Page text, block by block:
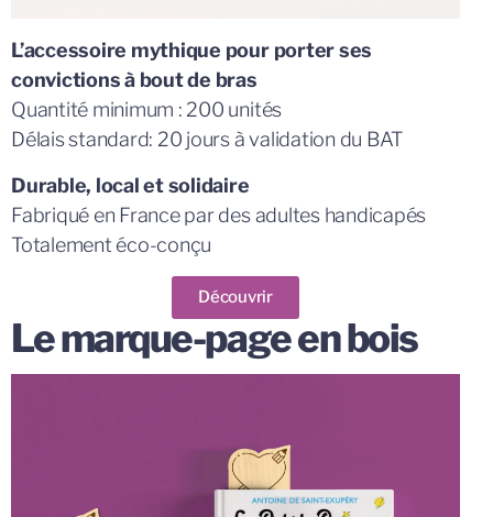
L’accessoire mythique pour porter ses
convictions à bout de bras
Quantité minimum : 200 unités
Délais standard: 20 jours à validation du BAT
Durable, local et solidaire
Fabriqué en France par des adultes handicapés
Totalement éco-conçu
Découvrir
Le marque-page en bois